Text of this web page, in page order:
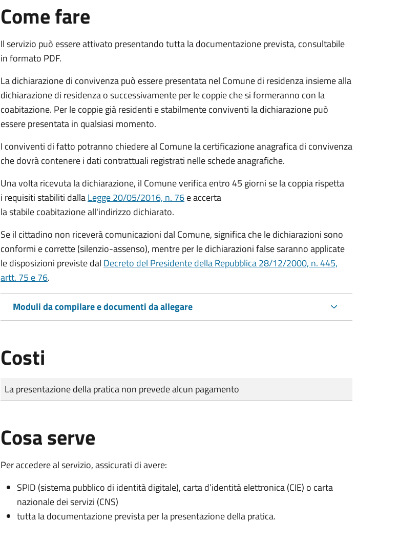
Come fare
Il servizio può essere attivato presentando tutta la documentazione prevista, consultabile
in formato PDF.
La dichiarazione di convivenza può essere presentata nel Comune di residenza insieme alla
dichiarazione di residenza o successivamente per le coppie che si formeranno con la
coabitazione. Per le coppie già residenti e stabilmente conviventi la dichiarazione può
essere presentata in qualsiasi momento.
I conviventi di fatto potranno chiedere al Comune la certificazione anagrafica di convivenza
che dovrà contenere i dati contrattuali registrati nelle schede anagrafiche.
Una volta ricevuta la dichiarazione, il Comune verifica entro 45 giorni se la coppia rispetta
i requisiti stabiliti dallaLegge 20/05/2016, n. 76e accerta
la stabile coabitazione all'indirizzo dichiarato.
Se il cittadino non riceverà comunicazioni dal Comune, significa che le dichiarazioni sono
conformi e corrette (silenzio-assenso), mentre per le dichiarazioni false saranno applicate
le disposizioni previste dal Decreto del Presidente della Repubblica 28/12/2000, n. 445,
artt. 75 e 76.
Moduli da compilare e documenti da allegare
Costi
Tipo di pagamento
Importo
La presentazione della pratica non prevede alcun pagamento
Cosa serve
Per accedere al servizio, assicurati di avere:
SPID (sistema pubblico di identità digitale), carta d’identità elettronica (CIE) o carta
nazionale dei servizi (CNS)
tutta la documentazione prevista per la presentazione della pratica.